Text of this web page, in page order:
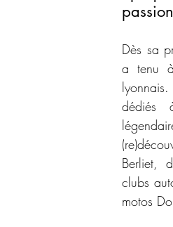
Dès sa
a tenu
dédiés
Berliet,
clubs
motos